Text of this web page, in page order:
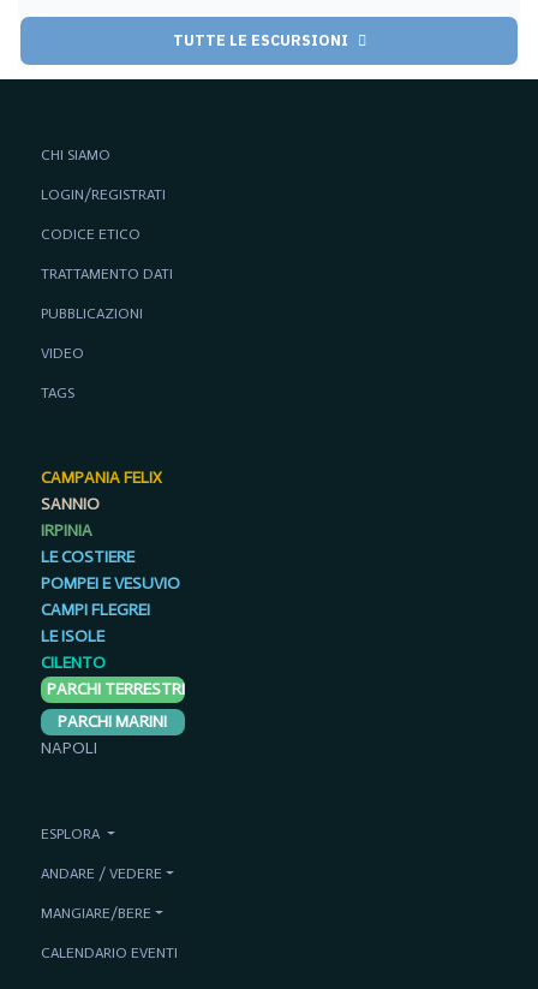
TUTTE LE ESCURSIONI
CHI SIAMO
LOGIN/REGISTRATI
CODICE ETICO
TRATTAMENTO DATI
PUBBLICAZIONI
VIDEO
TAGS
CAMPANIA FELIX
SANNIO
IRPINIA
LE COSTIERE
POMPEI E VESUVIO
CAMPI FLEGREI
LE ISOLE
CILENTO
PARCHI TERRESTRI
PARCHI MARINI
NAPOLI
ESPLORA
ANDARE / VEDERE
MANGIARE/BERE
CALENDARIO EVENTI